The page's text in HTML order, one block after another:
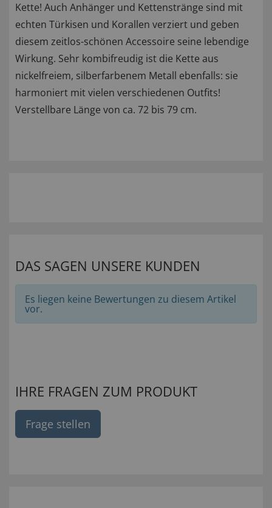
Kette! Auch Anhänger und Kettenstränge sind mit
echten Türkisen und Korallen verziert und geben
diesem zeitlos-schönen Accessoire seine lebendige
Wirkung. Sehr kombifreudig ist die Kette aus
nickelfreiem, silberfarbenem Metall ebenfalls: sie
harmoniert mit vielen verschiedenen Outfits!
Verstellbare Länge von ca. 72 bis 79 cm.
DAS SAGEN UNSERE KUNDEN
Es liegen keine Bewertungen zu diesem Artikel
vor.
IHRE FRAGEN ZUM PRODUKT
Frage stellen